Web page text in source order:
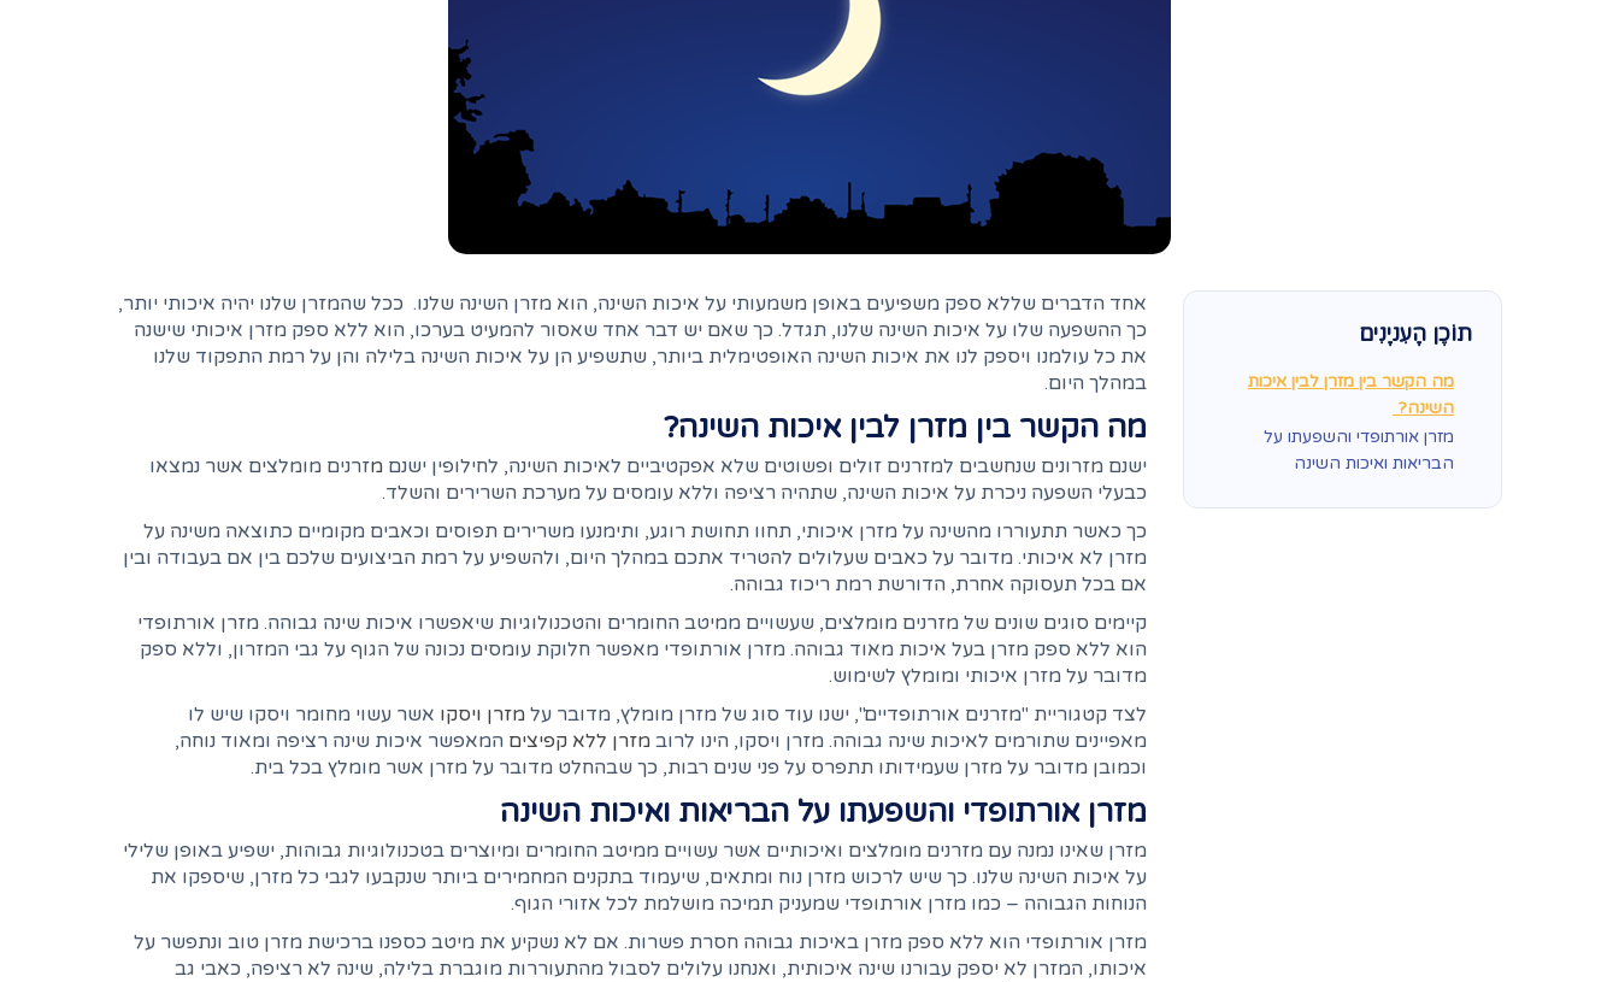
תוֹכֶן הָעִניָנִים
מה הקשר בין מזרן לבין איכות
השינה?
מזרן אורתופדי והשפעתו על
הבריאות ואיכות השינה
אחד הדברים שללא ספק משפיעים באופן משמעותי על איכות השינה, הוא מזרן השינה שלנו. ככל שהמזרן שלנו יהיה איכותי יותר,
כך ההשפעה שלו על איכות השינה שלנו, תגדל. כך שאם יש דבר אחד שאסור להמעיט בערכו, הוא ללא ספק מזרן איכותי שישנה
את כל עולמנו ויספק לנו את איכות השינה האופטימלית ביותר, שתשפיע הן על איכות השינה בלילה והן על רמת התפקוד שלנו
במהלך היום.
מה הקשר בין מזרן לבין איכות השינה?
ישנם מזרונים שנחשבים למזרנים זולים ופשוטים שלא אפקטיביים לאיכות השינה, לחילופין ישנם מזרנים מומלצים אשר נמצאו
כבעלי השפעה ניכרת על איכות השינה, שתהיה רציפה וללא עומסים על מערכת השרירים והשלד.
כך כאשר תתעוררו מהשינה על מזרן איכותי, תחוו תחושת רוגע, ותימנעו משרירים תפוסים וכאבים מקומיים כתוצאה משינה על
מזרן לא איכותי. מדובר על כאבים שעלולים להטריד אתכם במהלך היום, ולהשפיע על רמת הביצועים שלכם בין אם בעבודה ובין
אם בכל תעסוקה אחרת, הדורשת רמת ריכוז גבוהה.
קיימים סוגים שונים של מזרנים מומלצים, שעשויים ממיטב החומרים והטכנולוגיות שיאפשרו איכות שינה גבוהה. מזרן אורתופדי
הוא ללא ספק מזרן בעל איכות מאוד גבוהה. מזרן אורתופדי מאפשר חלוקת עומסים נכונה של הגוף על גבי המזרון, וללא ספק
מדובר על מזרן איכותי ומומלץ לשימוש.
לצד קטגוריית "מזרנים אורתופדיים", ישנו עוד סוג של מזרן מומלץ, מדובר על מזרן ויסקו אשר עשוי מחומר ויסקו שיש לו
מאפיינים שתורמים לאיכות שינה גבוהה. מזרן ויסקו, הינו לרוב מזרן ללא קפיצים המאפשר איכות שינה רציפה ומאוד נוחה,
וכמובן מדובר על מזרן שעמידותו תתפרס על פני שנים רבות, כך שבהחלט מדובר על מזרן אשר מומלץ בכל בית.
מזרן אורתופדי והשפעתו על הבריאות ואיכות השינה
מזרן שאינו נמנה עם מזרנים מומלצים ואיכותיים אשר עשויים ממיטב החומרים ומיוצרים בטכנולוגיות גבוהות, ישפיע באופן שלילי
על איכות השינה שלנו. כך שיש לרכוש מזרן נוח ומתאים, שיעמוד בתקנים המחמירים ביותר שנקבעו לגבי כל מזרן, שיספקו את
הנוחות הגבוהה – כמו מזרן אורתופדי שמעניק תמיכה מושלמת לכל אזורי הגוף.
מזרן אורתופדי הוא ללא ספק מזרן באיכות גבוהה חסרת פשרות. אם לא נשקיע את מיטב כספנו ברכישת מזרן טוב ונתפשר על
איכותו, המזרן לא יספק עבורנו שינה איכותית, ואנחנו עלולים לסבול מהתעוררות מוגברת בלילה, שינה לא רציפה, כאבי גב